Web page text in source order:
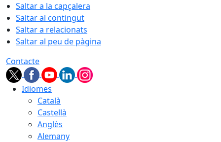
Saltar a la capçalera
Saltar al contingut
Saltar a relacionats
Saltar al peu de pàgina
Contacte
Idiomes
Català
Castellà
Anglès
Alemany